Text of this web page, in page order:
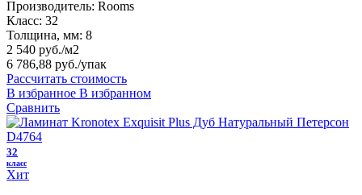
Производитель: Rooms
Класс: 32
Толщина, мм: 8
2 540 руб./м2
6 786,88 руб./упак
Рассчитать стоимость
В избранное В избранном
Сравнить
32
класс
Хит